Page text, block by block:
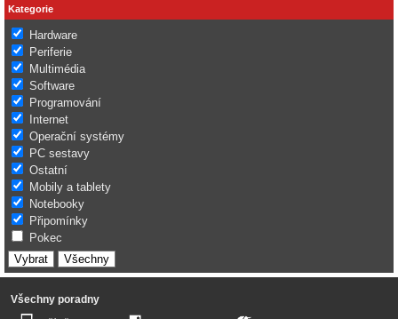
Kategorie
Hardware
Periferie
Multimédia
Software
Programování
Internet
Operační systémy
PC sestavy
Ostatní
Mobily a tablety
Notebooky
Připomínky
Pokec
Všechny poradny